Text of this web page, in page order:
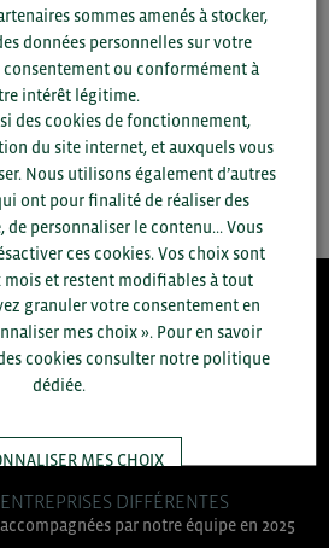
EN 2025
ENTREPRISES DIFFÉRENTES
accompagnées par notre équipe en 2025
sommes amenés à stocker,
données personnelles sur votre
ou conformément à
intérêt légitime.
des cookies de fonctionnement,
du site internet, et auxquels vous
Nous utilisons également d’autres
ont pour finalité de réaliser des
de personnaliser le contenu... Vous
ces cookies. Vos choix sont
mois et restent modifiables à tout
granuler votre consentement en
mes choix ». Pour en savoir
cookies consulter notre politique
dédiée.
MES CHOIX
TOUT ACCEPTER